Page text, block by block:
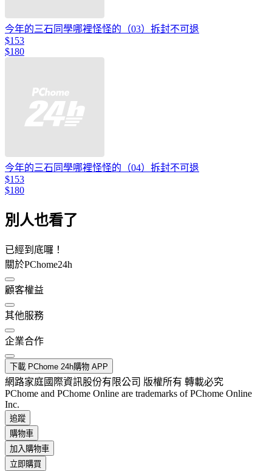
今年的三石同學哪裡怪怪的（03）拆封不可退
$153
$180
今年的三石同學哪裡怪怪的（04）拆封不可退
$153
$180
別人也看了
已經到底囉！
關於PChome24h
顧客權益
其他服務
企業合作
下載 PChome 24h購物 APP
網路家庭國際資訊股份有限公司 版權所有 轉載必究
PChome and PChome Online are trademarks of PChome Online
Inc.
追蹤
購物車
加入購物車
立即購買